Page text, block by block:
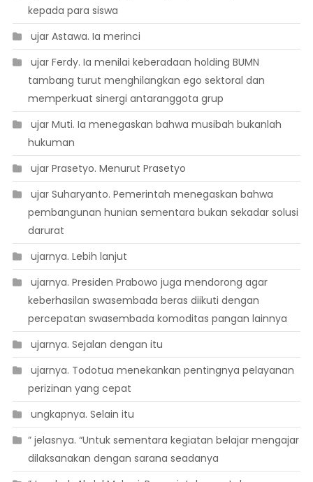
kepada para siswa
 ujar Astawa. Ia merinci
 ujar Ferdy. Ia menilai keberadaan holding BUMN
tambang turut menghilangkan ego sektoral dan
memperkuat sinergi antaranggota grup
 ujar Muti. Ia menegaskan bahwa musibah bukanlah
hukuman
 ujar Prasetyo. Menurut Prasetyo
 ujar Suharyanto. Pemerintah menegaskan bahwa
pembangunan hunian sementara bukan sekadar solusi
darurat
 ujarnya. Lebih lanjut
 ujarnya. Presiden Prabowo juga mendorong agar
keberhasilan swasembada beras diikuti dengan
percepatan swasembada komoditas pangan lainnya
 ujarnya. Sejalan dengan itu
 ujarnya. Todotua menekankan pentingnya pelayanan
perizinan yang cepat
 ungkapnya. Selain itu
” jelasnya. “Untuk sementara kegiatan belajar mengajar
dilaksanakan dengan sarana seadanya